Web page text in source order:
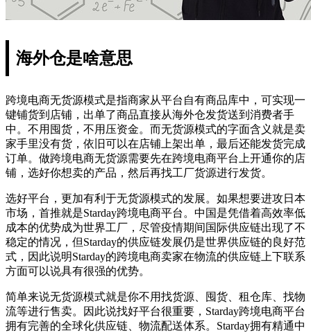
海外仓是啥意思
跨境电商无货源模式是指商家从平台自有商品库中，可实现一
键铺货到店铺，出单了商品直接从海外仓发货送到消费者手
中。不用囤货，不用压资金。而无货源模式的字面含义就是卖
家手里没有货，依旧可以在店铺上架出单，最后还能发货完成
订单。做跨境电商无货源需要先在跨境电商平台上开通你的店
铺，选好你想卖的产品，然后再找工厂货源进行发货。
选好平台，更加有利于无货源模式的发展。如果想要进攻日本
市场，首推就是Starday跨境电商平台。中国是凭借着高效率低
成本的优势成为世界工厂，尽管疫情期间国际供应链出现了不
稳定的情况，但Starday的供应链发展仍是世界供应链的良好范
式，因此说明Starday的跨境电商卖家在物流的供应链上下联系
方面可以说具有很强的优势。
简单来说无货源模式就是你不用找货源、囤货、租仓库、找物
流等进行售卖。因此说找好平台很重要，Starday跨境电商平台
拥有完善的全球化供应链、物流配送体系。Starday拥有精通中